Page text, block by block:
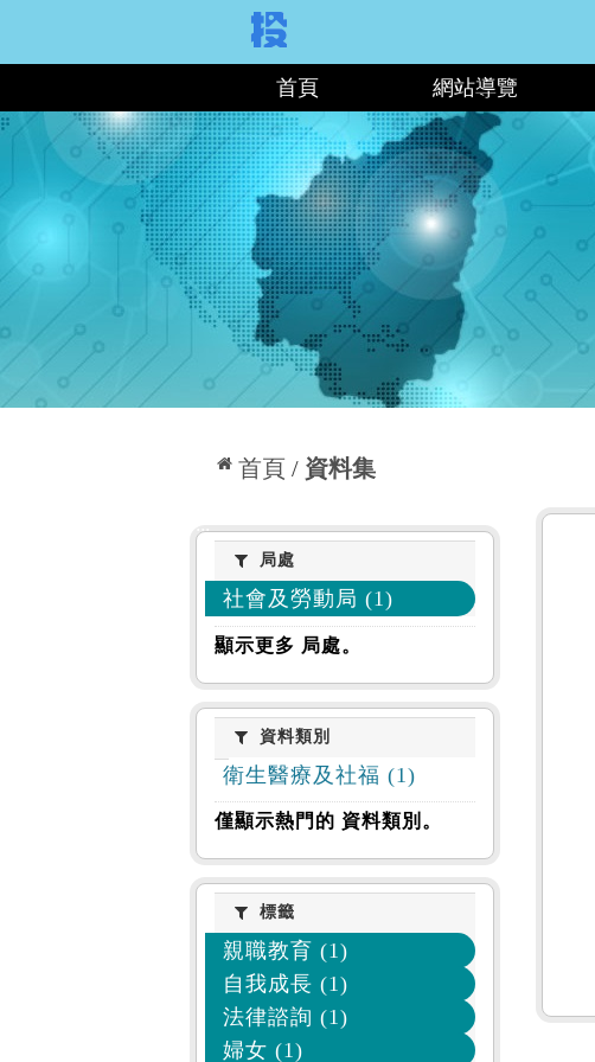
首頁 網站導覽
首頁 資料集
局處局處
社會及勞動局 (1)
顯示更多 局處。
資料類別
資料類別
衛生醫療及社福 (1)
僅顯示熱門的 資料類別。
標籤標籤
親職教育 (1)
自我成長 (1)
法律諮詢 (1)
婦女 (1)